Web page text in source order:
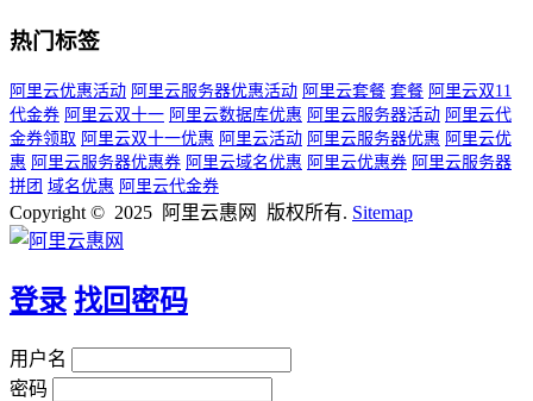
热门标签
阿里云优惠活动 阿里云服务器优惠活动 阿里云套餐 套餐 阿里云双11
代金券 阿里云双十一 阿里云数据库优惠 阿里云服务器活动 阿里云代
金券领取 阿里云双十一优惠 阿里云活动 阿里云服务器优惠 阿里云优
惠 阿里云服务器优惠券 阿里云域名优惠 阿里云优惠券 阿里云服务器
拼团 域名优惠 阿里云代金券
Copyright © 2025 阿里云惠网 版权所有. Sitemap
登录 找回密码
用户名
密码